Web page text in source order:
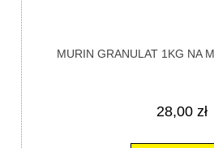
MURIN GRANULAT 1KG NA
28,00 zł